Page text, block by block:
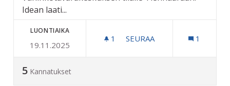
Idean laati...
LUONTIAIKA
19.11.2025
1 1 SEURAAJA
SEURAA 1
5 Kannatukset